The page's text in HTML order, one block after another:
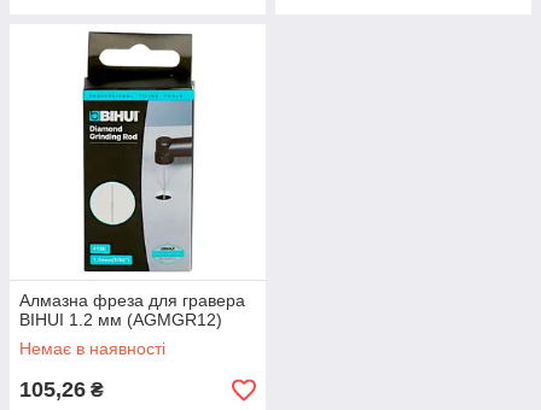
Алмазна фреза для гравера
BIHUI 1.2 мм (AGMGR12)
Немає в наявності
105,26 ₴